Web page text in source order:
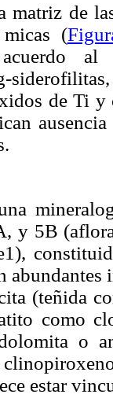
de
(
de Ti
y 5B
abundantes
(teñida
como
o
estar